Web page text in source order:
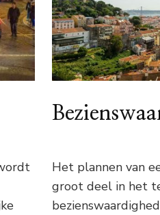
Het plannen van
groot deel in het